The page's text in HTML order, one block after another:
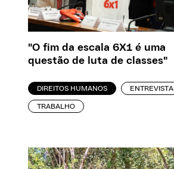
"O fim da escala 6X1 é uma
questão de luta de classes"
DIREITOS HUMANOS ENTREVISTA
TRABALHO